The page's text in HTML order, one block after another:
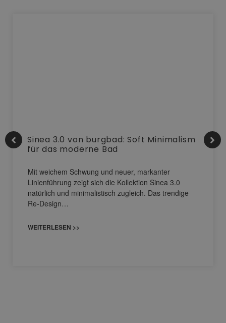
Sinea 3.0 von burgbad: Soft Minimalism
für das moderne Bad
Mit weichem Schwung und neuer, markanter
Linienführung zeigt sich die Kollektion Sinea 3.0
natürlich und minimalistisch zugleich. Das trendige
Re-Design…
WEITERLESEN >>